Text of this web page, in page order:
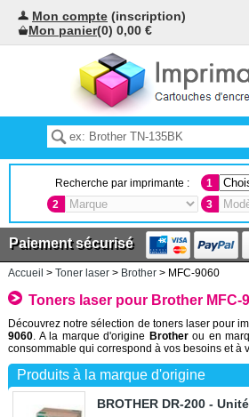
Mon compte (inscription)
Mon panier(0) 0,00 €
Recherche par imprimante :
1
2
3
Paiement sécurisé
Accueil > Toner laser> Brother> MFC-9060
Toners laser pour Brother MFC-
Découvrez notre sélection de toners laser pour
9060. A la marque d'origine Brotherou en
consommable qui correspond à vos besoins et à
Produits à la marque d'origine
BROTHER DR-200 -